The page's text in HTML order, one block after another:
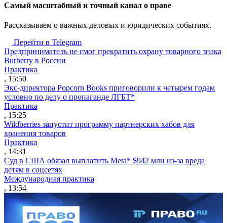
Cамый масштабный и точный канал о праве
Рассказываем о важных деловых и юридических событиях.
Перейти в Telegram
Предприниматель не смог прекратить охрану товарного знака
Burberry в России
Практика
, 15:50
Экс-директора Popcorn Books приговорили к четырем годам
условно по делу о пропаганде ЛГБТ*
Практика
, 15:25
Wildberries запустит программу партнерских хабов для
хранения товаров
Практика
, 14:31
Суд в США обязал выплатить Meta* $942 млн из-за вреда
детям в соцсетях
Международная практика
, 13:54